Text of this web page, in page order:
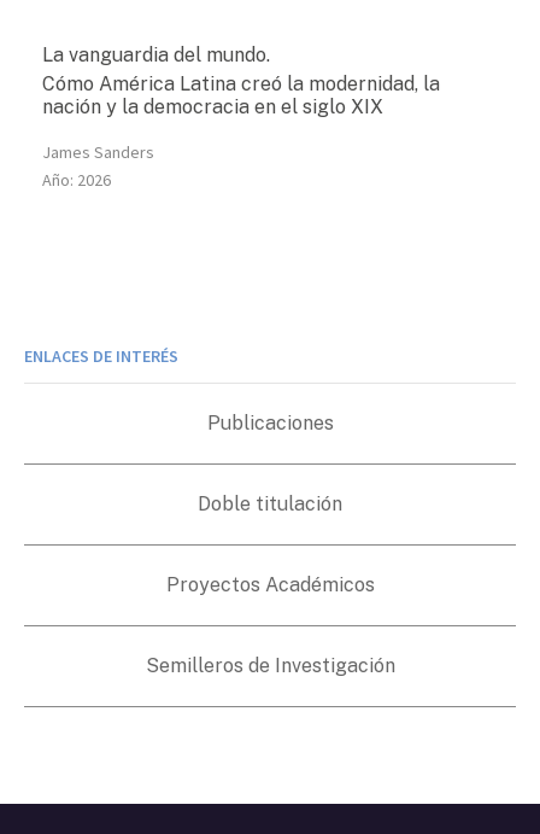
La vanguardia del mundo.
Cómo América Latina creó la modernidad, la
nación y la democracia en el siglo XIX
James Sanders
Año: 2026
ENLACES DE INTERÉS
Publicaciones
Doble titulación
Proyectos Académicos
Semilleros de Investigación